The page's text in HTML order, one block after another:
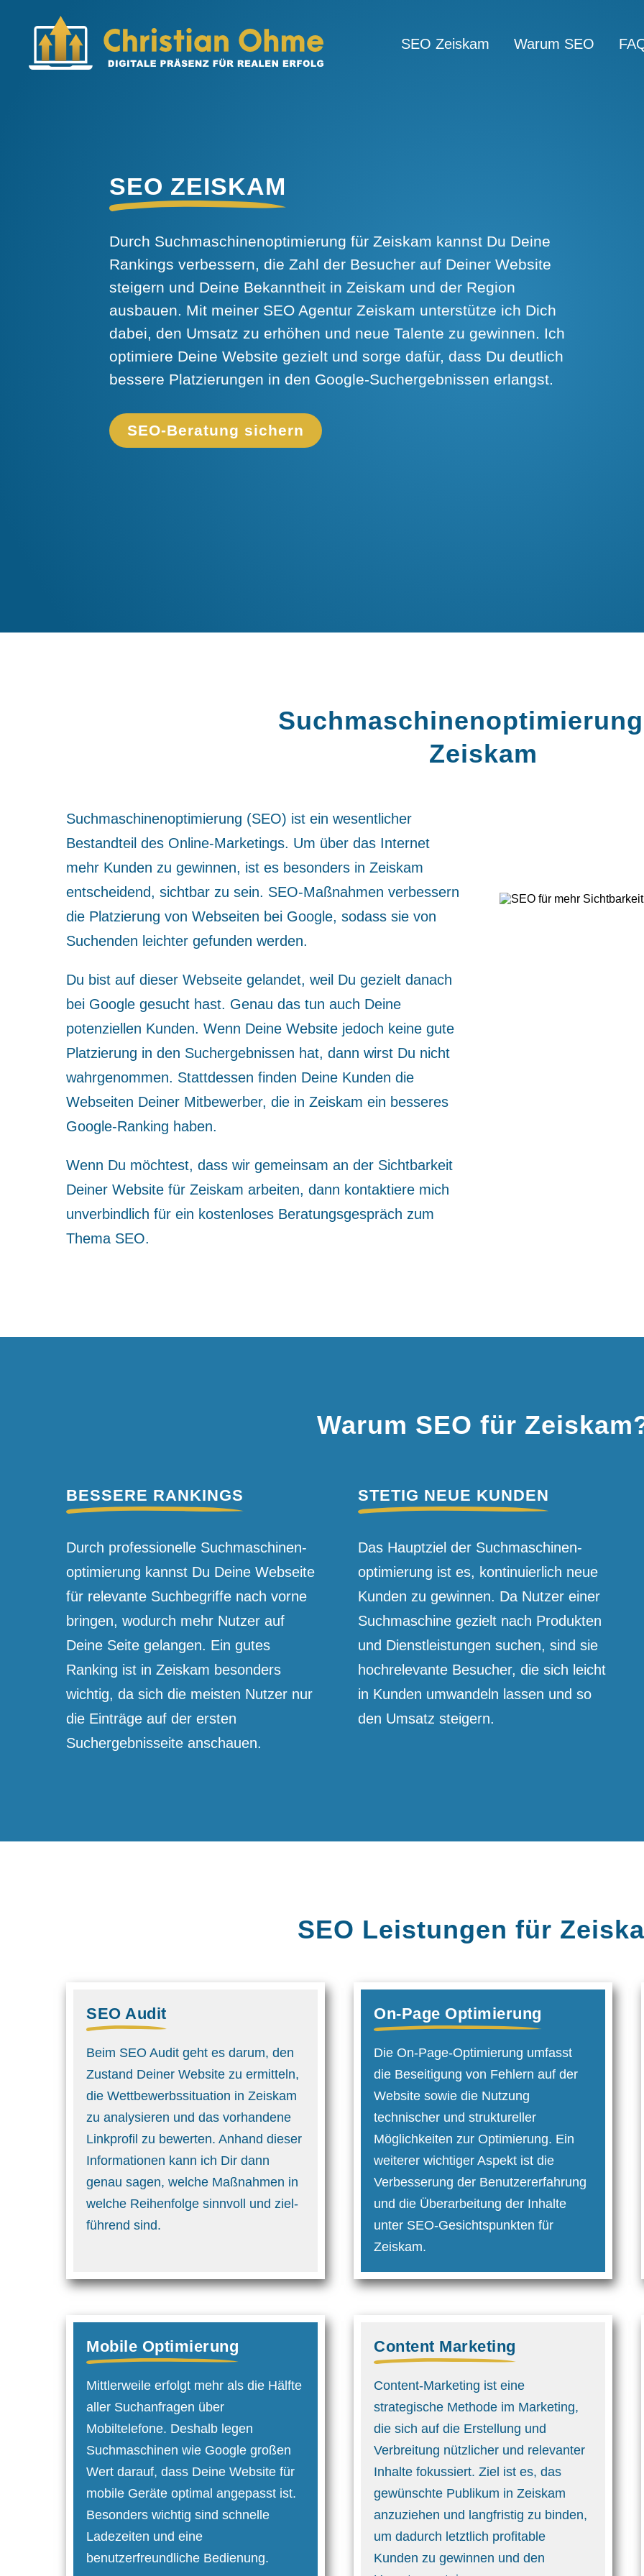
SEO Zeiskam Warum SEO
SEO ZEISKAM
Durch Suchmaschinenoptimierung für Zeiskam kannst Du Deine
Rankings verbessern, die Zahl der Besucher auf Deiner Website
steigern und Deine Bekanntheit in Zeiskam und der Region
ausbauen. Mit meiner SEO Agentur Zeiskam unterstütze ich Dich
dabei, den Umsatz zu erhöhen und neue Talente zu gewinnen. Ich
optimiere Deine Website gezielt und sorge dafür, dass Du deutlich
bessere Platzierungen in den Google-Suchergebnissen erlangst.
SEO-Beratung sichern
Zeiskam
Suchmaschinenoptimierung (SEO) ist ein wesentlicher
Bestandteil des Online-Marketings. Um über das Internet
mehr Kunden zu gewinnen, ist es besonders in Zeiskam
entscheidend, sichtbar zu sein. SEO-Maßnahmen verbessern
die Platzierung von Webseiten bei Google, sodass sie von
Suchenden leichter gefunden werden.
Du bist auf dieser Webseite gelandet, weil Du gezielt danach
bei Google gesucht hast. Genau das tun auch Deine
potenziellen Kunden. Wenn Deine Website jedoch keine gute
Platzierung in den Suchergebnissen hat, dann wirst Du nicht
wahrgenommen. Stattdessen finden Deine Kunden die
Webseiten Deiner Mitbewerber, die in Zeiskam ein besseres
Google-Ranking haben.
Wenn Du möchtest, dass wir gemeinsam an der Sichtbarkeit
Deiner Website für Zeiskam arbeiten, dann kontaktiere mich
unverbindlich für ein kostenloses Beratungsgespräch zum
Thema SEO.
Warum SEO für
BESSERE RANKINGS
Durch professionelle Suchmaschinen­
optimierung kannst Du Deine Webseite
für relevante Suchbegriffe nach vorne
bringen, wodurch mehr Nutzer auf
Deine Seite gelangen. Ein gutes
Ranking ist in Zeiskam besonders
wichtig, da sich die meisten Nutzer nur
die Einträge auf der ersten
Suchergebnis­seite anschauen.
STETIG NEUE KUNDEN
Das Hauptziel der Suchmaschinen­
optimierung ist es, kontinuierlich neue
Kunden zu gewinnen. Da Nutzer einer
Suchmaschine gezielt nach Produkten
und Dienst­leistungen suchen, sind sie
hoch­relevante Besucher, die sich leicht
in Kunden umwandeln lassen und so
den Umsatz steigern.
SEO Leistungen für
SEO Audit
Beim SEO Audit geht es darum, den
Zustand Deiner Website zu ermitteln,
die Wettbewerbs­situation in Zeiskam
zu analysieren und das vorhandene
Linkprofil zu bewerten. Anhand dieser
Informationen kann ich Dir dann
genau sagen, welche Maßnahmen in
welche Reihenfolge sinnvoll und ziel­
führend sind.
On-Page Optimierung
Die On-Page-Optimierung umfasst
die Beseitigung von Fehlern auf der
Website sowie die Nutzung
technischer und struktureller
Möglichkeiten zur Optimier­ung. Ein
weiterer wichtiger Aspekt ist die
Verbesserung der Benutzer­erfahrung
und die Überarbeitung der Inhalte
unter SEO-Gesichtspunkten für
Zeiskam.
Mobile Optimierung
Mittlerweile erfolgt mehr als die Hälfte
aller Suchanfragen über
Mobiltelefone. Deshalb legen
Suchmaschinen wie Google großen
Wert darauf, dass Deine Website für
mobile Geräte optimal angepasst ist.
Besonders wichtig sind schnelle
Ladezeiten und eine
benutzerfreundliche Bedienung.
Content Marketing
Content-Marketing ist eine
strategische Methode im Marketing,
die sich auf die Erstellung und
Verbreitung nützlicher und relevanter
Inhalte fokussiert. Ziel ist es, das
gewünschte Publikum in Zeiskam
anzuziehen und langfristig zu binden,
um dadurch letztlich profitable
Kunden zu gewinnen und den